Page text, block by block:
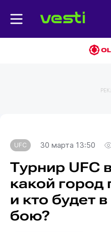
UFC 30 марта 13:50
Турнир UFC
какой город
и кто будет
бою?